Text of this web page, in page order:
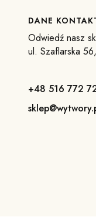
DANE
Odwiedź nasz
ul. Szaflarska
+48 516 772